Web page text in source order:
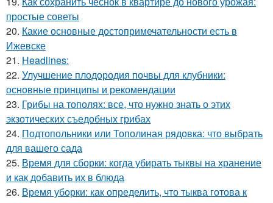
простые советы
20. Какие основные достопримечательности есть в
Ижевске
21. Headlines:
22. Улучшение плодородия почвы для клубники:
основные принципы и рекомендации
23. Грибы на тополях: все, что нужно знать о этих
экзотических съедобных грибах
24. Подтопольники или Тополиная рядовка: что выбрать
для вашего сада
25. Время для сборки: когда убирать тыквы на хранение
и как добавить их в блюда
26. Время уборки: как определить, что тыква готова к